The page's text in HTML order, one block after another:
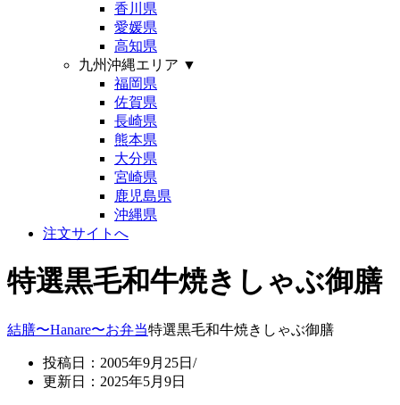
香川県
愛媛県
高知県
九州沖縄エリア ▼
福岡県
佐賀県
長崎県
熊本県
大分県
宮崎県
鹿児島県
沖縄県
注文サイトへ
特選黒毛和牛焼きしゃぶ御膳
結膳〜Hanare〜お弁当特選黒毛和牛焼きしゃぶ御膳
投稿日：2005年9月25日/
更新日：2025年5月9日